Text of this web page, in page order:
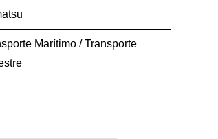
Marítimo / Transporte